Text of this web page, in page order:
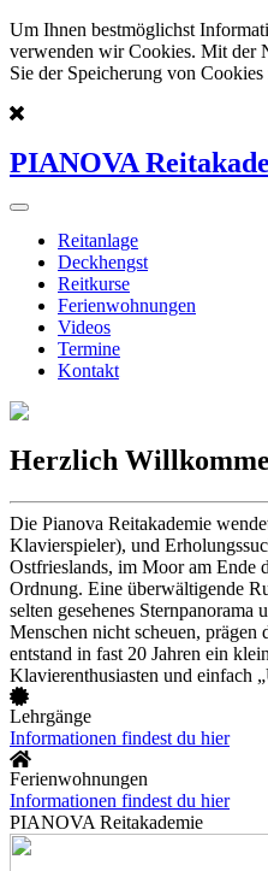
Um Ihnen bestmöglichst
verwenden wir Cookies. Mit der
Sie der Speicherung von Cookies
PIANOVA
Reitanlage
Deckhengst
Reitkurse
Ferienwohnungen
Videos
Termine
Kontakt
Herzlich
Die Pianova Reitakademie
Klavierspieler), und
Ostfrieslands, im Moor am Ende
Ordnung. Eine überwältigende
selten gesehenes
Menschen nicht scheuen, prägen
entstand in fast 20 Jahren ein
Klavierenthusiasten und einfach
Lehrgänge
Informationen findest du hier
Ferienwohnungen
Informationen findest du hier
PIANOVA Reitakademie